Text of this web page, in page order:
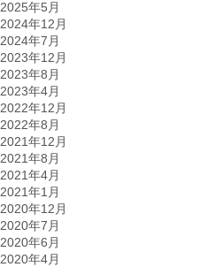
2025年5月
2024年12月
2024年7月
2023年12月
2023年8月
2023年4月
2022年12月
2022年8月
2021年12月
2021年8月
2021年4月
2021年1月
2020年12月
2020年7月
2020年6月
2020年4月